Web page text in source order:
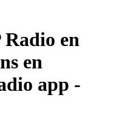
en
en
app -